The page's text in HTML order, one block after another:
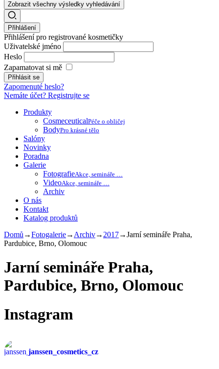
Zobrazit všechny výsledky vyhledávání
Přihlášení
Přihlášení pro registrované kosmetičky
Uživatelské jméno
Heslo
Zapamatovat si mě
Zapomenuté heslo?
Nemáte účet? Registrujte se
Produkty
CosmeceuticalPéče o obličej
BodyPro krásné tělo
Salóny
Novinky
Poradna
Galerie
FotografieAkce, semináře …
VideoAkce, semináře …
Archiv
O nás
Kontakt
Katalog produktů
Domů →Fotogalerie→ Archiv→ 2017→Jarní semináře Praha,
Pardubice, Brno, Olomouc
Jarní semináře Praha,
Pardubice, Brno, Olomouc
Instagram
janssen_cosmetics_cz